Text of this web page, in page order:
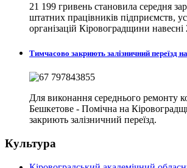
21 199 гривень становила середня
штатних працівників підприємств,
організацій Кіровоградщини навесні
Тимчасово закриють залізничний переїзд
Для виконання середнього ремонту
Бешкетове - Помічна на
закриють залізничний переїзд.
Культура